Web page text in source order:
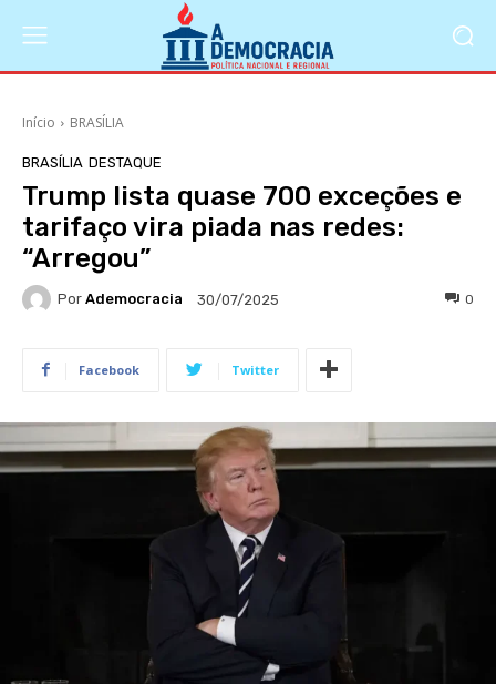
Início BRASÍLIA
BRASÍLIA DESTAQUE
Trump lista quase 700 exceções e
tarifaço vira piada nas redes:
“Arregou”
Por Ademocracia 30/07/2025 0
Facebook Twitter